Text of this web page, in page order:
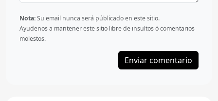
Nota:Su email nunca será públicado en este sitio.
Ayudenos a mantener este sitio libre de insultos ó comentarios
molestos.